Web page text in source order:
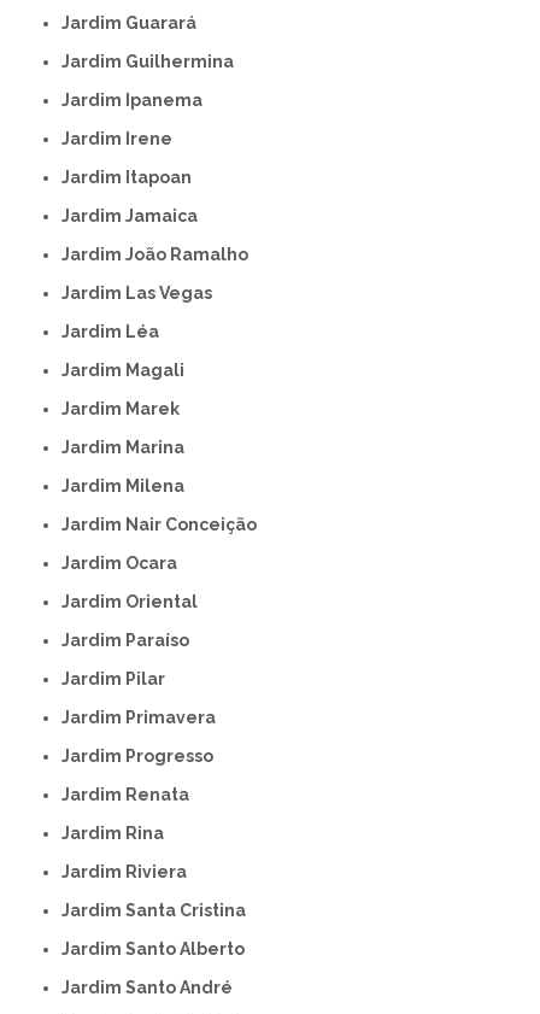
Jardim Guarará
Jardim Guilhermina
Jardim Ipanema
Jardim Irene
Jardim Itapoan
Jardim Jamaica
Jardim João Ramalho
Jardim Las Vegas
Jardim Léa
Jardim Magali
Jardim Marek
Jardim Marina
Jardim Milena
Jardim Nair Conceição
Jardim Ocara
Jardim Oriental
Jardim Paraíso
Jardim Pilar
Jardim Primavera
Jardim Progresso
Jardim Renata
Jardim Rina
Jardim Riviera
Jardim Santa Cristina
Jardim Santo Alberto
Jardim Santo André